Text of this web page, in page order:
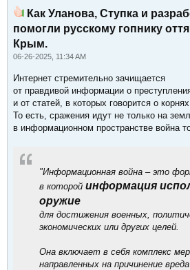
Как Уланова, Ступка и
помогли русскому гопнику
Крым.
06-26-2025, 11:34 AM
Интернет стремительно зачищается
от правдивой информации о
и от статей, в которых говорится о
То есть, сражения идут не только на
в информационном пространстве война
"Информационная война – это
в которой информация
оружие
для достижения военных,
экономических или других целей.
Она включает в себя комплекс
направленных на причинение